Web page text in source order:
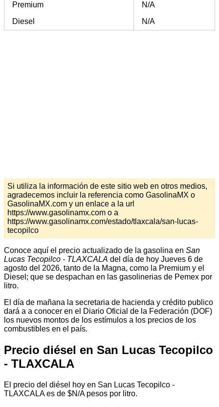
Premium
N/A
Diesel
N/A
Si utiliza la información de este sitio web en otros medios,
agradecemos incluir la referencia como GasolinaMX o
GasolinaMX.com y un enlace a la url
https://www.gasolinamx.com o a
https://www.gasolinamx.com/estado/tlaxcala/san-lucas-
tecopilco
Conoce aquí el precio actualizado de la gasolina en San
Lucas Tecopilco - TLAXCALA del día de hoy Jueves 6 de
agosto del 2026, tanto de la Magna, como la Premium y el
Diesel; que se despachan en las gasolinerias de Pemex por
litro.
El día de mañana la secretaria de hacienda y crédito publico
dará a a conocer en el Diario Oficial de la Federación (DOF)
los nuevos montos de los estímulos a los precios de los
combustibles en el país.
Precio diésel en San Lucas Tecopilco
- TLAXCALA
El precio del diésel hoy en San Lucas Tecopilco -
TLAXCALA es de $N/A pesos por litro.